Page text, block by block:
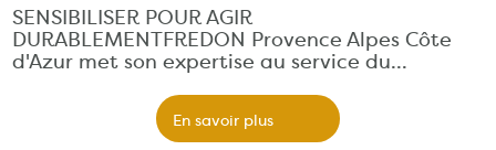
SENSIBILISER POUR AGIR
DURABLEMENTFREDON Provence Alpes Côte
d'Azur met son expertise au service du…
En savoir plus